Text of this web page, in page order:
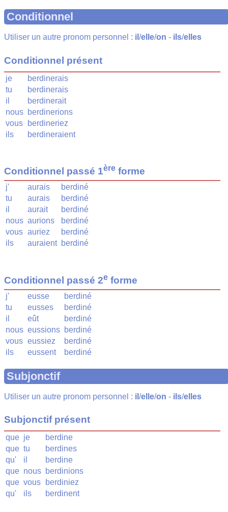
Conditionnel
Utiliser un autre pronom personnel : il /elle/on - ils/elles
Conditionnel présent
je
berdinerais
tu
berdinerais
il
berdinerait
nous berdinerions
vous
berdineriez
ils
berdineraient
Conditionnel passé 1ère forme
j' aurais
berdiné
tu
aurais
berdiné
il
aurait
berdiné
nous aurions
berdiné
vous auriez
berdiné
ils
auraient berdiné
Conditionnel passé 2e forme
j' eusse
berdiné
tu
eusses
berdiné
il
eût
berdiné
nous eussions berdiné
vous eussiez
berdiné
ils
eussent berdiné
Subjonctif
Utiliser un autre pronom personnel : il /elle/on - ils/elles
Subjonctif présent
que je
berdine
que tu
berdines
qu'
il
berdine
que nous berdinions
que vous
berdiniez
qu'
ils berdinent